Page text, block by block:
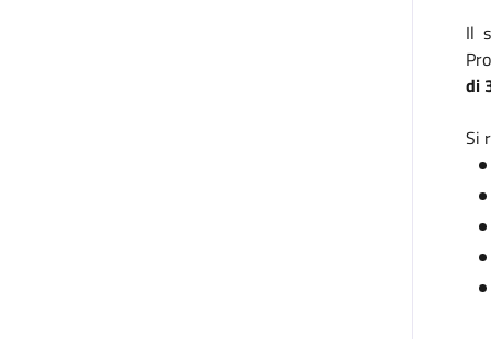
Il
di
Si